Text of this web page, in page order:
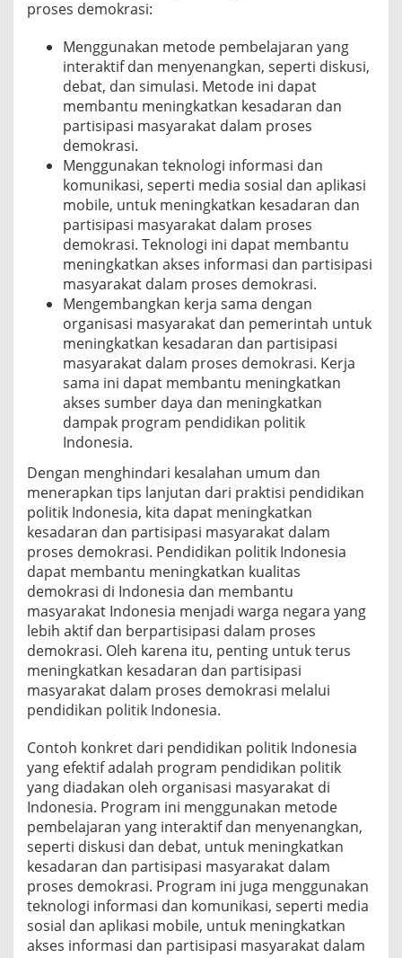
proses demokrasi:
Menggunakan metode pembelajaran yang
interaktif dan menyenangkan, seperti diskusi,
debat, dan simulasi. Metode ini dapat
membantu meningkatkan kesadaran dan
partisipasi masyarakat dalam proses
demokrasi.
Menggunakan teknologi informasi dan
komunikasi, seperti media sosial dan aplikasi
mobile, untuk meningkatkan kesadaran dan
partisipasi masyarakat dalam proses
demokrasi. Teknologi ini dapat membantu
meningkatkan akses informasi dan partisipasi
masyarakat dalam proses demokrasi.
Mengembangkan kerja sama dengan
organisasi masyarakat dan pemerintah untuk
meningkatkan kesadaran dan partisipasi
masyarakat dalam proses demokrasi. Kerja
sama ini dapat membantu meningkatkan
akses sumber daya dan meningkatkan
dampak program pendidikan politik
Indonesia.
Dengan menghindari kesalahan umum dan
menerapkan tips lanjutan dari praktisi pendidikan
politik Indonesia, kita dapat meningkatkan
kesadaran dan partisipasi masyarakat dalam
proses demokrasi. Pendidikan politik Indonesia
dapat membantu meningkatkan kualitas
demokrasi di Indonesia dan membantu
masyarakat Indonesia menjadi warga negara yang
lebih aktif dan berpartisipasi dalam proses
demokrasi. Oleh karena itu, penting untuk terus
meningkatkan kesadaran dan partisipasi
masyarakat dalam proses demokrasi melalui
pendidikan politik Indonesia.
Contoh konkret dari pendidikan politik Indonesia
yang efektif adalah program pendidikan politik
yang diadakan oleh organisasi masyarakat di
Indonesia. Program ini menggunakan metode
pembelajaran yang interaktif dan menyenangkan,
seperti diskusi dan debat, untuk meningkatkan
kesadaran dan partisipasi masyarakat dalam
proses demokrasi. Program ini juga menggunakan
teknologi informasi dan komunikasi, seperti media
sosial dan aplikasi mobile, untuk meningkatkan
akses informasi dan partisipasi masyarakat dalam